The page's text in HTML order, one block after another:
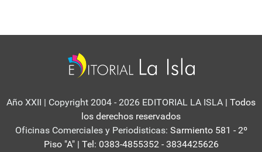
Año XXII | Copyright 2004 - 2026 EDITORIAL LA ISLA | Todos
los derechos reservados
Oficinas Comerciales y Periodisticas: Sarmiento 581 - 2º
Piso "A" | Tel: 0383-4855352 - 3834425626